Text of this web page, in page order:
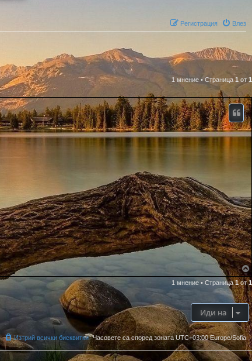
Влез
Регистрация
1 мнение •Страница 1 от 1
1 мнение • Страница1от1
Иди на
Часовете са според зоната UTC+03:00 Europe/Sofia
Изтрий всички бисквитки